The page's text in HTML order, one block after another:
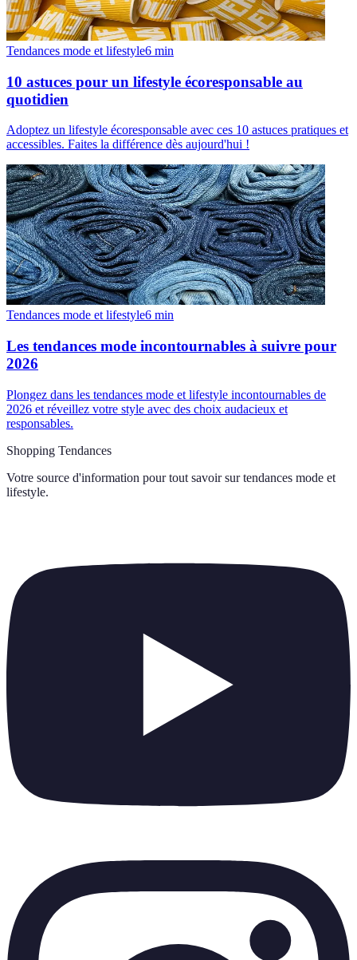
Tendances mode et lifestyle6 min
10 astuces pour un lifestyle écoresponsable au
quotidien
Adoptez un lifestyle écoresponsable avec ces 10 astuces pratiques et
accessibles. Faites la différence dès aujourd'hui !
Tendances mode et lifestyle6 min
Les tendances mode incontournables à suivre pour
2026
Plongez dans les tendances mode et lifestyle incontournables de
2026 et réveillez votre style avec des choix audacieux et
responsables.
Shopping Tendances
Votre source d'information pour tout savoir sur tendances mode et
lifestyle.